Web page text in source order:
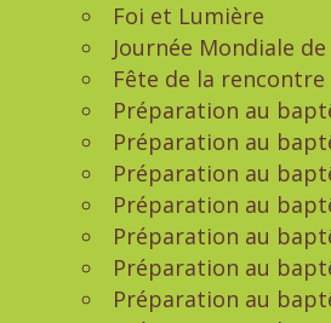
Foi et Lumière
Journée Mondiale
Fête de la rencontre
Préparation au
Préparation au
Préparation au
Préparation au
Préparation au
Préparation au
Préparation au